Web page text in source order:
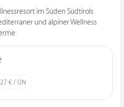
im Süden Südtirols
und alpiner Wellness
€ / ÜN